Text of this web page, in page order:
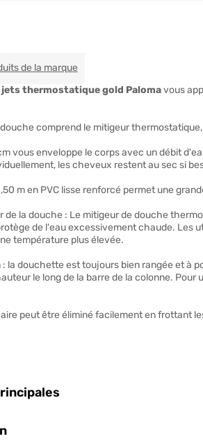
de la marqueEUROSANIT
jets thermostatique gold Palomavous
comprend le mitigeur
vous enveloppe le corps avec un débit
les cheveux restent au sec si
m en PVC lisse renforcé permet une
de la douche : Le mitigeur de douche
de l'eau excessivement chaude. Les
température plus élevée.
: la douchette est toujours bien rangée et à
le long de la barre de la colonne.
peut être éliminé facilement en frottant